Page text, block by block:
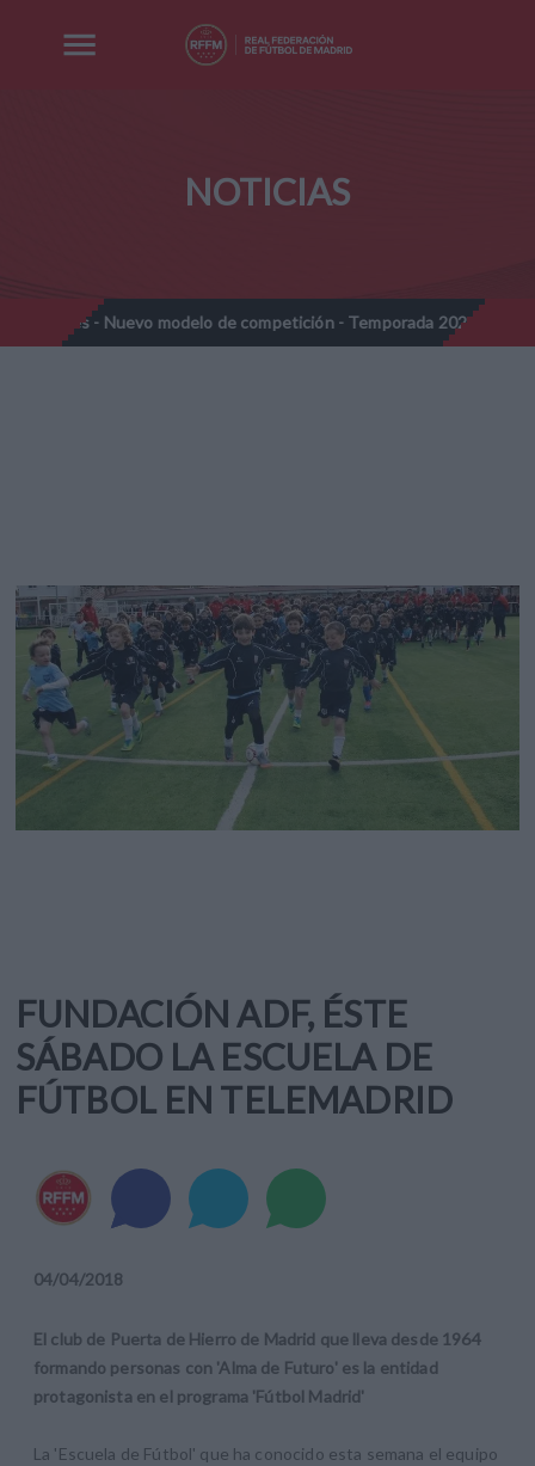
NOTICIAS
- Nuevo modelo de competición - Temporada 2026-2027
FUNDACIÓN ADF, ÉSTE
SÁBADO LA ESCUELA DE
FÚTBOL EN TELEMADRID
04/04/2018
El club de Puerta de Hierro de Madrid que lleva desde 1964
formando personas con 'Alma de Futuro' es la entidad
protagonista en el programa 'Fútbol Madrid'
La 'Escuela de Fútbol' que ha conocido esta semana el equipo